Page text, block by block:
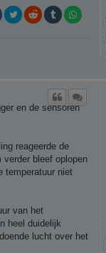
en de sensoren
reageerde de
bleef oplopen
temperatuur niet
van het
heel duidelijk
lucht over het